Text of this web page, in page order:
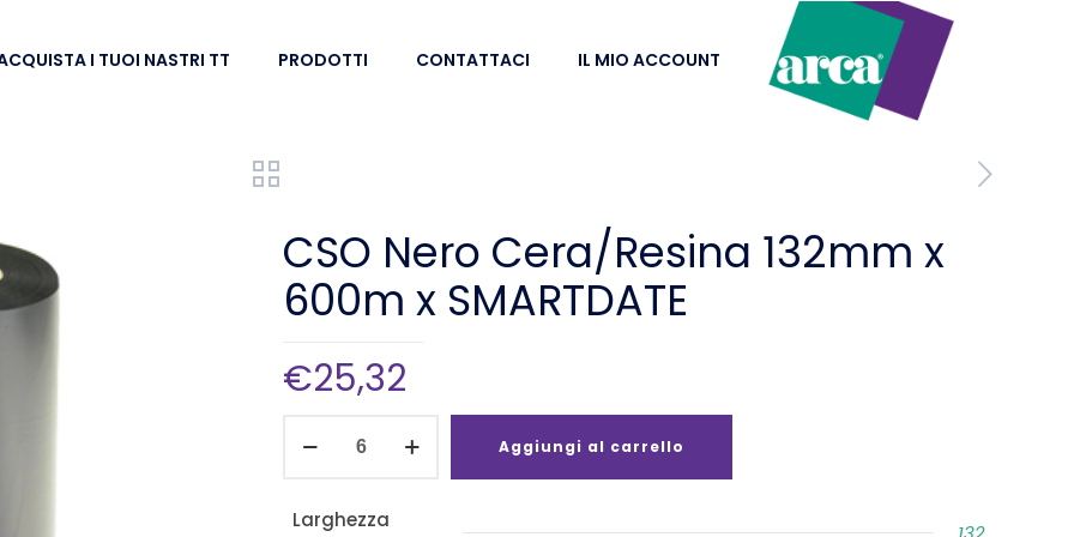
I TUOI NASTRI TT PRODOTTI CONTATTACI IL MIO ACCOUNT
CSO Nero Cera/Resina 132mm x
600m x SMARTDATE
€25,32
132mm
Aggiungi al carrello
Larghezza